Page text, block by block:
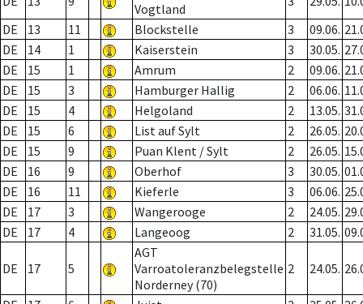
Vogtland
DE
13 11 Blockstelle 3 09.06.
DE
14 1 Kaiserstein 3 30.05.
DE
15 1 Amrum 2 09.06.
DE
15 3 Hamburger Hallig 2 06.06.
DE
15 4 Helgoland 2 13.05.
DE
15 6 List auf Sylt 2 26.05.
DE
15 9 Puan Klent / Sylt 2 26.05.
DE
16 9 Oberhof 3 30.05.
DE
16 11 Kieferle 3 06.06.
DE
17 3 Wangerooge 2 24.05.
DE
17 4 Langeoog 2 31.05.
DE 17 5
AGT
Varroatoleranzbelegstelle
Norderney (70)
2 24.05.